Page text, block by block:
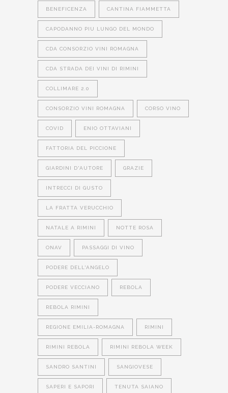
BENEFICENZA CANTINA FIAMMETTA
CAPODANNO PIU LUNGO DEL MONDO
CDA CONSORZIO VINI ROMAGNA
CDA STRADA DEI VINI DI RIMINI
COLLIMARE 2.0
CONSORZIO VINI ROMAGNA CORSO VINO
COVID ENIO OTTAVIANI
FATTORIA DEL PICCIONE
GIARDINI D'AUTORE GRAZIE
INTRECCI DI GUSTO
LA FRATTA VERUCCHIO
NATALE A RIMINI NOTTE ROSA
ONAV PASSAGGI DI VINO
PODERE DELL'ANGELO
PODERE VECCIANO REBOLA
REBOLA RIMINI
REGIONE EMILIA-ROMAGNA RIMINI
RIMINI REBOLA RIMINI REBOLA WEEK
SANDRO SANTINI SANGIOVESE
SAPERI E SAPORI TENUTA SAIANO